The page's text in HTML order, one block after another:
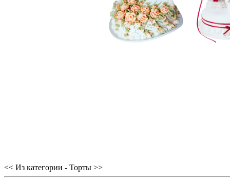
<< Из категории - Торты >>